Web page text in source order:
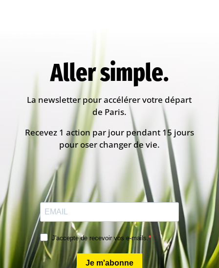
Aller simple.
La newsletter pour accélérer votre départ
de Paris.
Recevez 1 action par jour pendant 15 jours
pour oser changer de vie.
J'accepte de recevoir vos e-mails.
Je m'abonne